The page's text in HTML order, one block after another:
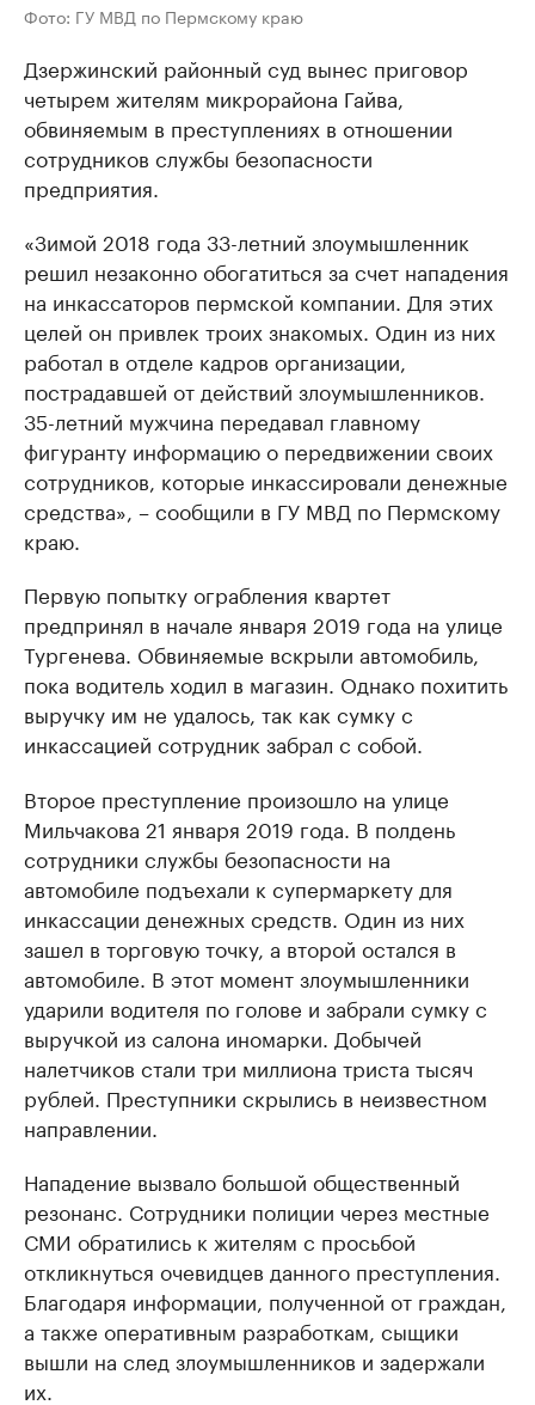
Фото: ГУ МВД по Пермскому краю
Дзержинский районный суд вынес приговор
четырем жителям микрорайона Гайва,
обвиняемым в преступлениях в отношении
сотрудников службы безопасности
предприятия.
«Зимой 2018 года 33-летний злоумышленник
решил незаконно обогатиться за счет нападения
на инкассаторов пермской компании. Для этих
целей он привлек троих знакомых. Один из них
работал в отделе кадров организации,
пострадавшей от действий злоумышленников.
35-летний мужчина передавал главному
фигуранту информацию о передвижении своих
сотрудников, которые инкассировали денежные
средства», – сообщили в ГУ МВД по Пермскому
краю.
Первую попытку ограбления квартет
предпринял в начале января 2019 года на улице
Тургенева. Обвиняемые вскрыли автомобиль,
пока водитель ходил в магазин. Однако похитить
выручку им не удалось, так как сумку с
инкассацией сотрудник забрал с собой.
Второе преступление произошло на улице
Мильчакова 21 января 2019 года. В полдень
сотрудники службы безопасности на
автомобиле подъехали к супермаркету для
инкассации денежных средств. Один из них
зашел в торговую точку, а второй остался в
автомобиле. В этот момент злоумышленники
ударили водителя по голове и забрали сумку с
выручкой из салона иномарки. Добычей
налетчиков стали три миллиона триста тысяч
рублей. Преступники скрылись в неизвестном
направлении.
Нападение вызвало большой общественный
резонанс. Сотрудники полиции через местные
СМИ обратились к жителям с просьбой
откликнуться очевидцев данного преступления.
Благодаря информации, полученной от граждан,
а также оперативным разработкам, сыщики
вышли на след злоумышленников и задержали
их.